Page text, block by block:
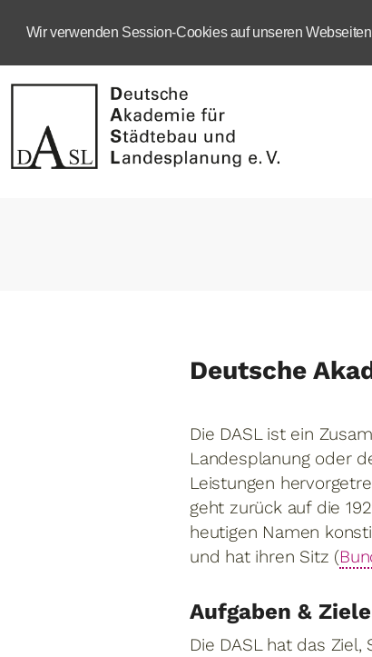
Wir verwenden Session-Cookies auf unseren
Deutsche
Die DASL ist ein
Landesplanung oder
Leistungen
geht zurück auf die
heutigen Namen
und hat ihren Sitz (
Aufgaben & Ziele
Die DASL hat das